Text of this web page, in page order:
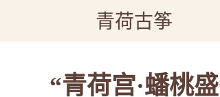
青荷古筝
“青荷宫·蟠桃